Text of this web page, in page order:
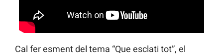
Cal fer esment del tema “Que esclati tot”, el